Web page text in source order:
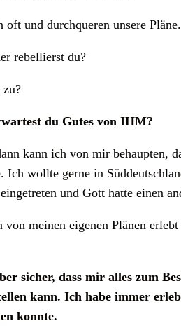
und durchqueren unsere Pläne.
rebellierst du?
zu?
du Gutes von IHM?
kann ich von mir behaupten,
Ich wollte gerne in
und Gott hatte einen
meinen eigenen Plänen
sicher, dass mir alles zum
kann. Ich habe immer
konnte.